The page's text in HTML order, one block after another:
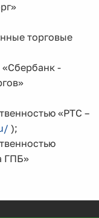
торговые
-
«РТС –
);
ГПБ»